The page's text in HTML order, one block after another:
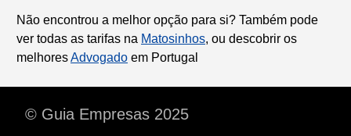
Não encontrou a melhor opção para si? Também pode
ver todas as tarifas na Matosinhos, ou descobrir os
melhoresAdvogado em Portugal
© Guia Empresas 2025